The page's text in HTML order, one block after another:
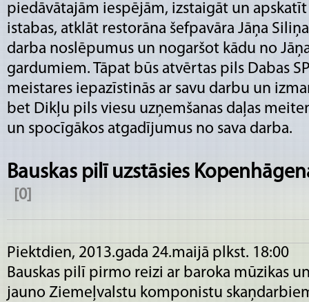
piedāvātajām iespējām, izstaigāt un
istabas, atklāt restorāna šefpavāra Jāņa Siliņa
darba noslēpumus un nogaršot kādu no
gardumiem. Tāpat būs atvērtas pils Dabas
meistares iepazīstinās ar savu darbu un
bet Dikļu pils viesu uzņemšanas daļas
un spocīgākos atgadījumus no sava darba.
Bauskas pilī uzstāsies
[0]
Piektdien, 2013.gada 24.maijā plkst. 18:00
Bauskas pilī pirmo reizi ar baroka mūzikas
jauno Ziemeļvalstu komponistu